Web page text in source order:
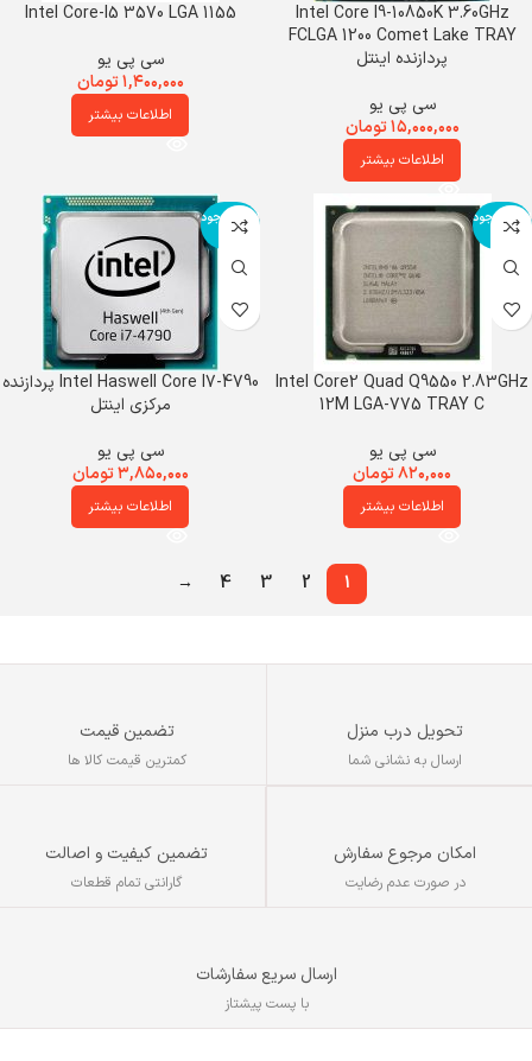
Intel Core I9-10850K 3.60GHz
FCLGA 1200 Comet Lake TRAY
پردازنده اینتل
سی پی یو
۱۵,۰۰۰,۰۰۰تومان
اطلاعات بیشتر
Intel Core-I5 3570 LGA 1155
سی پی یو
۱,۴۰۰,۰۰۰تومان
اطلاعات بیشتر
اتمام موجود
ی
Intel Core2 Quad Q9550 2.83GHz
12M LGA-775 TRAY C
سی پی یو
۸۲۰,۰۰۰تومان
اطلاعات بیشتر
اتمام موجود
ی
Intel Haswell Core I7-4790 پردازنده
مرکزی اینتل
سی پی یو
۳,۸۵۰,۰۰۰تومان
اطلاعات بیشتر
1
2
3
4
→
تحویل درب منزل
ارسال به نشانی شما
تضمین قیمت
کمترین قیمت کالا ها
امکان مرجوع سفارش
در صورت عدم رضایت
تضمین کیفیت و اصالت
گارانتی تمام قطعات
ارسال سریع سفارشات
با پست پیشتاز